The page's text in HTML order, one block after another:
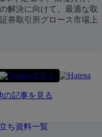
解決に向けて、最適な取
券取引所グロース市場上
ポスト
の記事を見る